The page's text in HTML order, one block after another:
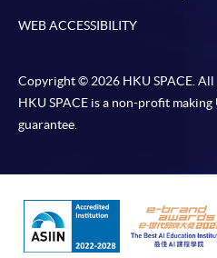
WEB ACCESSIBILITY
Copyright © 2026 HKU SPACE. All
HKU SPACE is a non-profit
guarantee.